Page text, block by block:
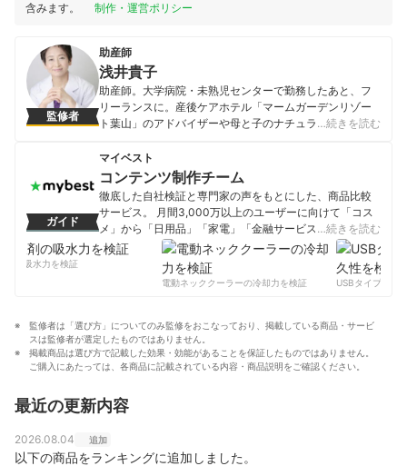
含みます。
制作・運営ポリシー
監修者
助産師
浅井貴子
助産師。大学病院・未熟児センターで勤務したあと、フ
リーランスに。産後ケアホテル「マームガーデンリゾー
ト葉山」のアドバイザーや母と子のナチュラルケアブラ
訪問を行い、乳児期の赤ちゃんの子育て指南を数多く行
う。
浅井貴子のプロフィール
…続きを読む
ガイド
マイベスト
コンテンツ制作チーム
徹底した自社検証と専門家の声をもとにした、商品比較
サービス。 月間3,000万以上のユーザーに向けて「コス
メ」から「日用品」「家電」「金融サービス」まで、ベ
ストな商品を選んでもらうために、毎日コンテンツを制
コンテンツ制作チームのプロフィール
…続きを読む
の吸水力を検証
電動ネッククーラーの冷却力を検証
USBタイプCケー
監修者は「選び方」についてのみ監修をおこなっており、掲載している商品・サービ
スは監修者が選定したものではありません。
掲載商品は選び方で記載した効果・効能があることを保証したものではありません。
ご購入にあたっては、各商品に記載されている内容・商品説明をご確認ください。
最近の更新内容
2026.08.04 追加
以下の商品をランキングに追加しました。